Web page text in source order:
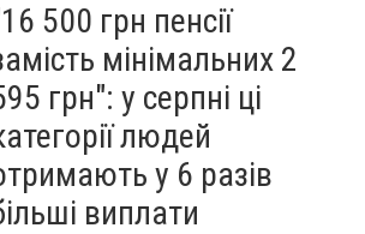
500 грн пенсії
мінімальних 2
грн": у серпні ці
людей
у 6 разів
виплати